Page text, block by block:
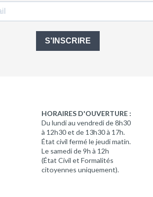
S'INSCRIRE
HORAIRES D'OUVERTURE :
Du lundi au vendredi de 8h30
à 12h30 et de 13h30 à 17h.
État civil fermé le jeudi matin.
Le samedi de 9h à 12h
(État Civil et Formalités
citoyennes uniquement).